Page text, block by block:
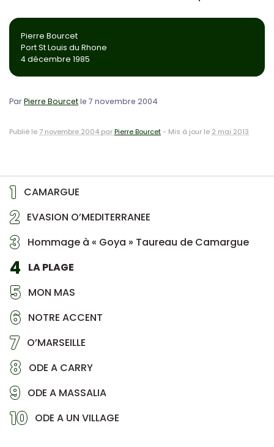
1 CAMARGUE
2 EVASION O’MEDITERRANEE
3 Hommage à « Goya » Taureau de Camargue
4 LA PLAGE
5 MON MAS
6 NOTRE ACCENT
7 O’MARSEILLE
8 ODE A CARRY
9 ODE A MASSALIA
10 ODE A UN VILLAGE
Pierre Bourcet
Port St Louis du Rhone
4 décembre 1985
ParPierre Bourcetle 7 novembre 2004
Publié le7 novembre 2004 parPierre Bourcet- Mis à jour le 2 mai 2013